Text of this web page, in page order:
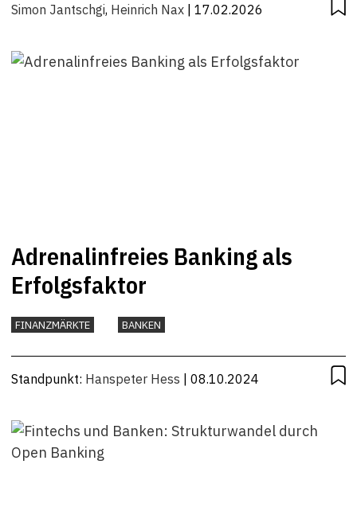
Simon Jantschgi, Heinrich Nax | 17.02.2026
Adrenalinfreies Banking als
Erfolgsfaktor
FINANZMÄRKTE BANKEN
Standpunkt: Hanspeter Hess | 08.10.2024